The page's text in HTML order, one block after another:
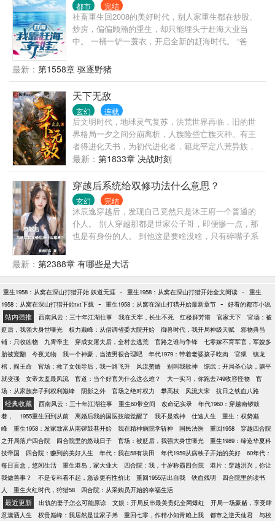
都市 完结
社畜重生回2008的美好时代，别人家重生都在炒股、
炒房，偏偏顾瀚的重生，却只能埋头于赶海大业当
中。 一桶一铲一蓑衣，开启全新的赶海时代。 “爸
最新： 第1558章 驱逐野猪
天下无敌
玄幻 连载
后文明时代，地球灵气复苏，洪荒世界再临，旧的世
界格局一夕之间分崩离析，人族险些亡族灭种。有王
者得进化天书，为初代进化者，籍此平定八荒异族，
令得人族在这地球上占据了一寸之地，一个全新的纪
元揭开神秘的一角。“同阶无敌算个球啊？老子天下无
敌。”叶昊死命忽悠。
最新： 第1833章 决战时刻
穿越后系统给双修功法什么意思？
玄幻 完结
沐辰逸穿越后，发现自己竟然只是沐王府一个普通的
仆人。 别人穿越那都是世家公子哥，即便惨一点，那
也是有身份的人。 到他这是要啥没啥，只有碎嘴子系
要苟的有价值，大腿要抱，最好拿下！ 就算是跪，也
要一路跪到巅峰！ ……
最新： 第2388章 有哪些是大话
重生1958：从窝在深山打猎开始 妖道无涯 - 重生1958：从窝在深山打猎开始全文阅读 - 重生
1958：从窝在深山打猎开始txt下载 - 重生1958：从窝在深山打猎开始最新章节 - 好看的都市小说
站内强推 西南风云：三十年江湖往事 我在天牢，长生不死 红楼群芳谱 官家天下
官场：被
贬后，我强大身世曝光
权力巅峰：从借调省委大院开始 御兽时代，我开局神级天赋
邪物典当
铺：只收凶物
九霄帝主 穿成女屠夫后，全村去逃荒 官路之谁与争锋
七零嫁不育军官，军嫂多
胎被宠翻
今夜尤物 我一个神豪，当渣男很合理吧 年代1979：带着老婆孩子吃肉 官狱
镇龙
棺，阎王命
官场：救了女领导后，我一路飞升 风流赘婿 别叫我歌神
综武：开局圣心诀，躺平
就变强
女帝太监最风流 官道：当个好官为什么这么难？ 大一实习，你跑去749收容怪物
官
场：从家族弃子到权利巅峰
阴影之外 官场之绝对权力 攀高枝 风流大宋 抗日之铁血八路
经典收藏 西南风云：三十年江湖往事 重生60带空间 改命记实录
年代1960：穿越南锣鼓
巷，
1955重生回到从前 离婚后我的国医技能觉醒了 我不是戏神 仕途人生
重生：权势巅
峰
重生1958：发家致富从南锣鼓巷开始 我在精神病院学斩神 国民法医 重回1958
穿越四合院
之开局落户四合院
四合院里的悠哉日子 官场：被贬后，我强大身世曝光
重生1989：缔造华夏科
技帝国
四合院：赚到的美好人生 年代：我在58有块田 年代1959从病秧子开始的美好
60年代：
每日盲盒，悠闲生活
重生港岛，家大业大 四合院：我，十岁称霸四合院
港片：穿越洪兴，你让
我做善事？
不是专科看不起，急诊更有性价比 重回1955活出自我 铁血残明
四合院里的读书
人
重生火红时代，狩猎58 四合院：从采购员开始的幸福生活
最近更新 出轨的妻子怎么可能原谅 文娱：开局反串最美贵妃全网爆红
开局一场豪赌，享受肆
意潇洒人生
权贵巅峰：我居然是世家子弟 重回七零，作精小知青赖上我 都市之逆天仙君 与校